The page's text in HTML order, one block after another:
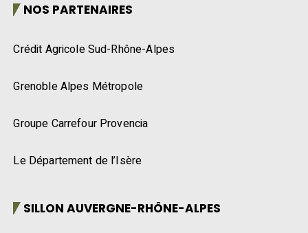
NOS PARTENAIRES
Crédit Agricole Sud-Rhône-Alpes
Grenoble Alpes Métropole
Groupe Carrefour Provencia
Le Département de l’Isère
SILLON AUVERGNE-RHÔNE-ALPES